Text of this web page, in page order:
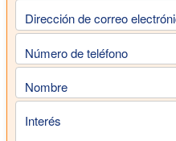
Dirección de correo
Número de teléfono
Nombre
Interés